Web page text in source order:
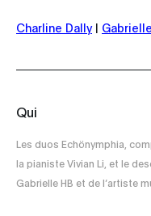
Charline Dally|
Qui
Les duos Echönymphia,
la pianiste Vivian Li, et le
Gabrielle HB et de l’artiste